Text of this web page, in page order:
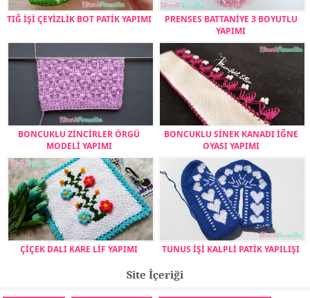
TIĞ İŞİ ÇEYİZLİK BOT PATİK YAPIMI
PRENSES BATTANİYE 3 BOYUTLU
YAPIMI
BONCUKLU ZİNCİRLER ÖRGÜ
MODELİ YAPIMI
BONCUKLU SİNEK KANADI İĞNE
OYASI YAPIMI
ÇİÇEK DALI KARE LİF YAPIMI TUNUS İŞİ KALPLİ PATİK YAPILIŞI
Site İçeriği